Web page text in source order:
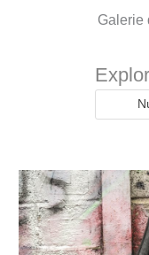
Galerie
quantité
de
"Graffitis
09"